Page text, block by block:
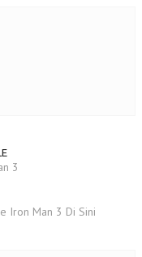
3
Iron Man 3 Di Sini